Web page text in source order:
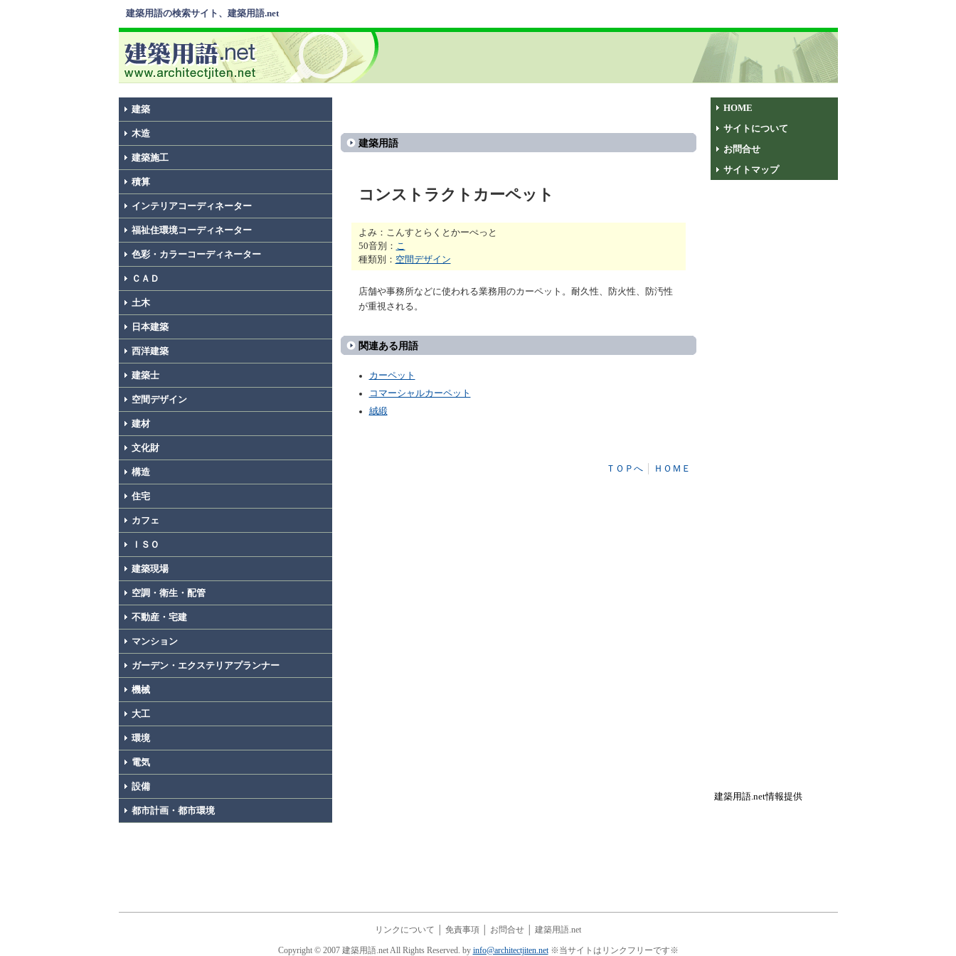
建築用語の検索サイト、建築用語.net
建築
木造
建築施工
積算
インテリアコーディネーター
福祉住環境コーディネーター
色彩・カラーコーディネーター
ＣＡＤ
土木
日本建築
西洋建築
建築士
空間デザイン
建材
文化財
構造
住宅
カフェ
ＩＳＯ
建築現場
空調・衛生・配管
不動産・宅建
マンション
ガーデン・エクステリアプランナー
機械
大工
環境
電気
設備
都市計画・都市環境
建築用語
コンストラクトカーペット
よみ：こんすとらくとかーぺっと
50音別： こ
種類別： 空間デザイン
店舗や事務所などに使われる業務用のカーペット。耐久性、防火性、防汚性
が重視される。
関連ある用語
カーペット
コマーシャルカーペット
絨緞
ＴＯＰへ│ ＨＯＭＥ
HOME
サイトについて
お問合せ
サイトマップ
建築用語.net情報提供
リンクについて 免責事項 お問合せ 建築用語.net
Copyright © 2007 建築用語.net All Rights Reserved. by info@architectjiten.net※当サイトはリンクフリーです※